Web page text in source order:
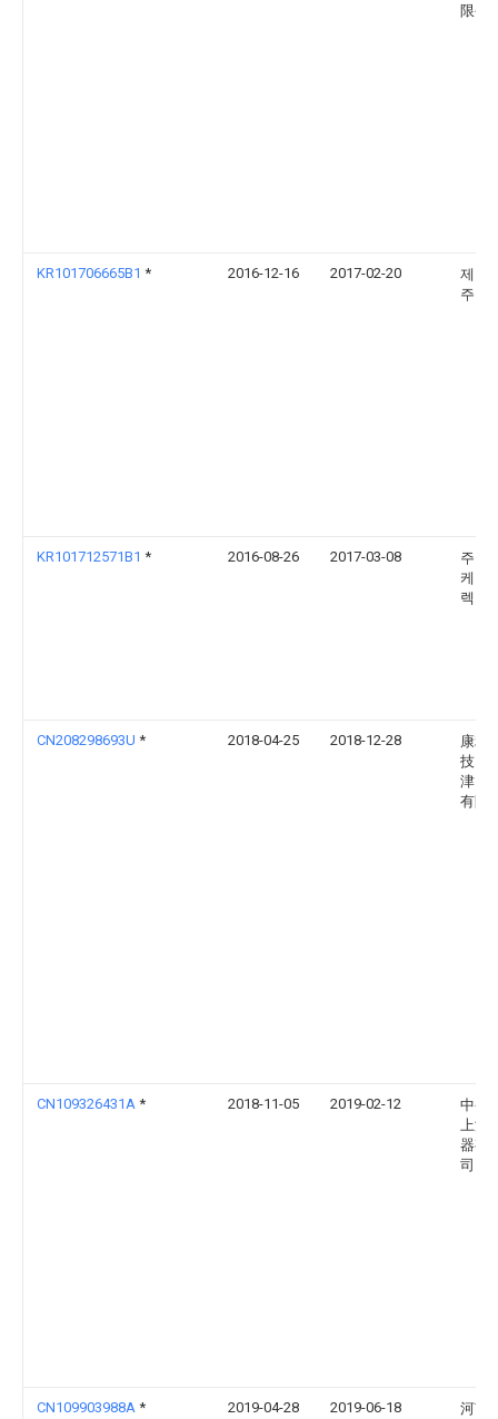
限公
KR101706665B1 * 2016-12-16 2017-02-20
제룡
주식
KR101712571B1 * 2016-08-26 2017-03-08
주식
케이
렉트
CN208298693U * 2018-04-25 2018-12-28
康利
技（
津）
有限
CN109326431A * 2018-11-05 2019-02-12
中变
上海
器有
司
CN109903988A * 2019-04-28 2019-06-18 河南